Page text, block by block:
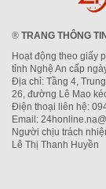
® TRANG THÔNG
Hoạt động theo giấy
tỉnh Nghệ An cấp
Địa chỉ: Tầng 4,
26, đường Lê Mao
Điện thoại liên hệ:
Email:
Người chịu trách
Lê Thị Thanh Huyền